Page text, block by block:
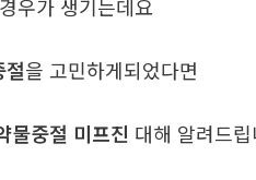
우가 생기는데요
절을 고민하게되었다면
물중절 미프진 대해 알려드